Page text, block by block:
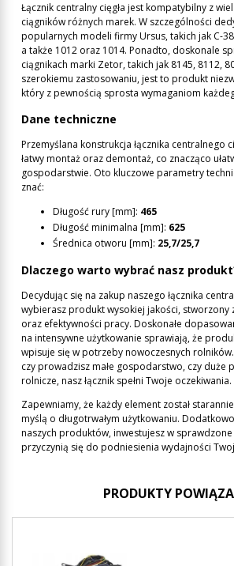
Łącznik centralny cięgła jest kompatybilny z
ciągników różnych marek. W szczególności
popularnych modeli firmy Ursus, takich jak C-
a także 1012 oraz 1014. Ponadto, doskonale
ciągnikach marki Zetor, takich jak 8145, 8112,
szerokiemu zastosowaniu, jest to produkt
który z pewnością sprosta wymaganiom
Dane techniczne
Przemyślana konstrukcja łącznika centralnego
łatwy montaż oraz demontaż, co znacząco
gospodarstwie. Oto kluczowe parametry
znać:
Długość rury [mm]: 465
Długość minimalna [mm]: 625
Średnica otworu [mm]: 25,7/25,7
Dlaczego warto wybrać nasz
Decydując się na zakup naszego łącznika
wybierasz produkt wysokiej jakości, stworzony
oraz efektywności pracy. Doskonałe
na intensywne użytkowanie sprawiają, że
wpisuje się w potrzeby nowoczesnych
czy prowadzisz małe gospodarstwo, czy duże
rolnicze, nasz łącznik spełni Twoje oczekiwania.
Zapewniamy, że każdy element został
myślą o długotrwałym użytkowaniu.
naszych produktów, inwestujesz w
przyczynią się do podniesienia wydajności
PRODUKTY